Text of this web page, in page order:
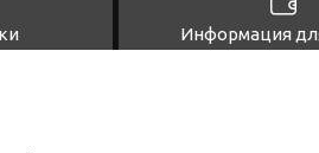
Информация